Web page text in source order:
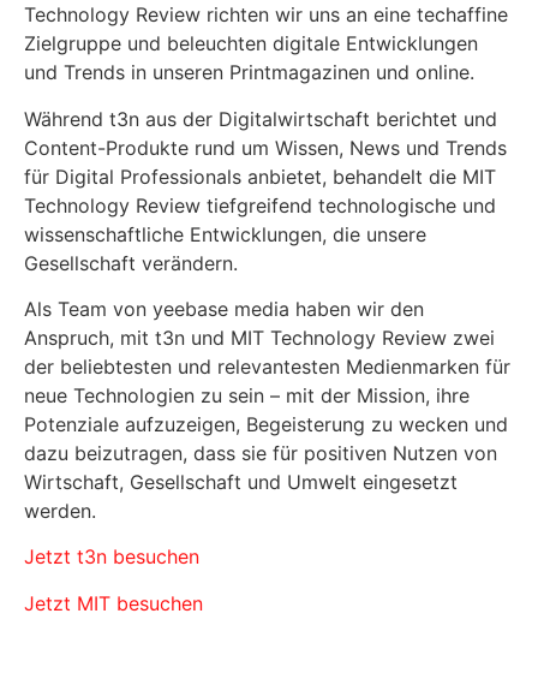
Technology Review richten wir uns an eine techaffine
Zielgruppe und beleuchten digitale Entwicklungen
und Trends in unseren Printmagazinen und online.
Während t3n aus der Digitalwirtschaft berichtet und
Content-Produkte rund um Wissen, News und Trends
für Digital Professionals anbietet, behandelt die MIT
Technology Review tiefgreifend technologische und
wissenschaftliche Entwicklungen, die unsere
Gesellschaft verändern.
Als Team von yeebase media haben wir den
Anspruch, mit t3n und MIT Technology Review zwei
der beliebtesten und relevantesten Medienmarken für
neue Technologien zu sein – mit der Mission, ihre
Potenziale aufzuzeigen, Begeisterung zu wecken und
dazu beizutragen, dass sie für positiven Nutzen von
Wirtschaft, Gesellschaft und Umwelt eingesetzt
werden.
Jetzt t3n besuchen
Jetzt MIT besuchen